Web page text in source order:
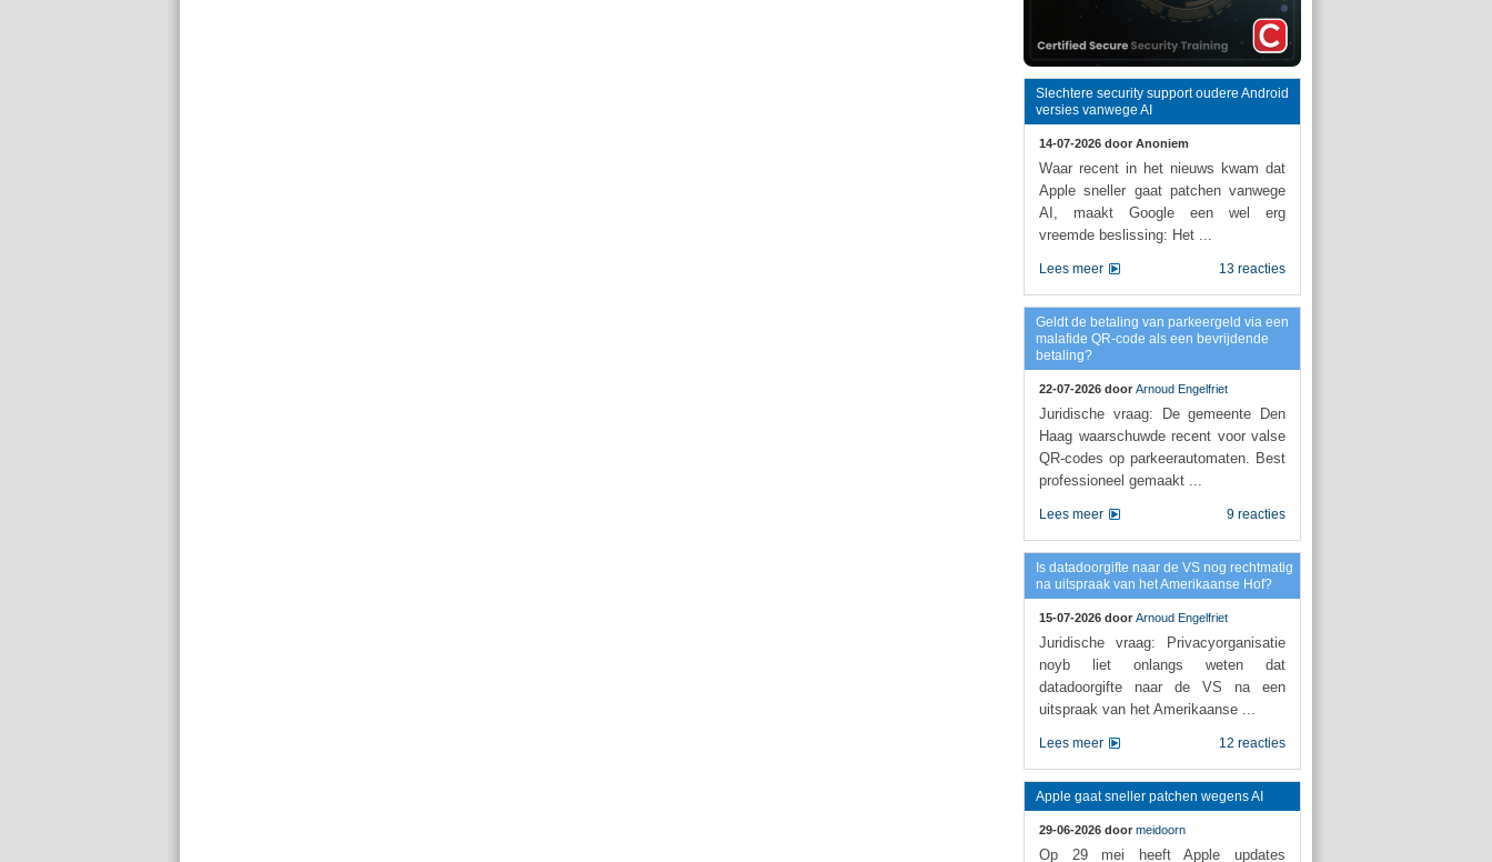
Slechtere security support oudere Android
versies vanwege AI
14-07-2026 door Anoniem
Waar recent in het nieuws kwam dat
Apple sneller gaat patchen vanwege
AI, maakt Google een wel erg
vreemde beslissing: Het ...
13 reacties
Lees meer
Geldt de betaling van parkeergeld via een
malafide QR-code als een bevrijdende
betaling?
22-07-2026 door Arnoud Engelfriet
Juridische vraag: De gemeente Den
Haag waarschuwde recent voor valse
QR-codes op parkeerautomaten. Best
professioneel gemaakt ...
9 reacties
Lees meer
Is datadoorgifte naar de VS nog rechtmatig
na uitspraak van het Amerikaanse Hof?
15-07-2026 door Arnoud Engelfriet
Juridische vraag: Privacyorganisatie
noyb liet onlangs weten dat
datadoorgifte naar de VS na een
uitspraak van het Amerikaanse ...
12 reacties
Lees meer
Apple gaat sneller patchen wegens AI
29-06-2026 door meidoorn
Op 29 mei heeft Apple updates